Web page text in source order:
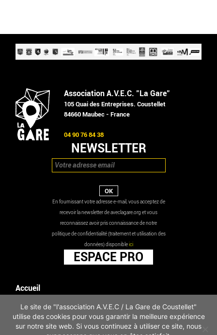
Association A.V.E.C. "La Gare"
105 Quai des Entreprises. Coustellet
84660 Maubec - France
04 90 76 84 38
NEWSLETTER
En fournissant votre adresse e-mail, vous acceptez de
recevoir la newsletter de aveclagare.org et vous
reconnaissez avoir pris connaissance de notre
politique de confidentialité (traitement et utilisation des
données) disponibleici
ESPACE PRO
Accueil
Les actualités
Mentions légales
Infos pratiques
Le site de "l'association A.V.E.C / La Gare de Coustellet"
utilise des cookies pour vous garantir la meilleure expérience
sur notre site web. Si vous continuez à utiliser ce site, nous